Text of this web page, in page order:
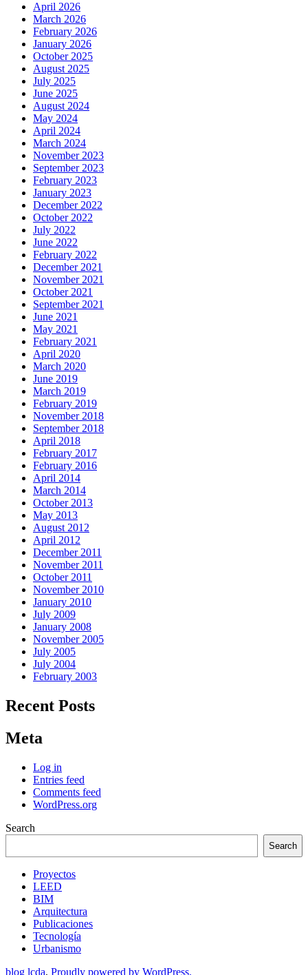
April 2026
March 2026
February 2026
January 2026
October 2025
August 2025
July 2025
June 2025
August 2024
May 2024
April 2024
March 2024
November 2023
September 2023
February 2023
January 2023
December 2022
October 2022
July 2022
June 2022
February 2022
December 2021
November 2021
October 2021
September 2021
June 2021
May 2021
February 2021
April 2020
March 2020
June 2019
March 2019
February 2019
November 2018
September 2018
April 2018
February 2017
February 2016
April 2014
March 2014
October 2013
May 2013
August 2012
April 2012
December 2011
November 2011
October 2011
November 2010
January 2010
July 2009
January 2008
November 2005
July 2005
July 2004
February 2003
Recent Posts
Meta
Log in
Entries feed
Comments feed
WordPress.org
Search
Search
Proyectos
LEED
BIM
Arquitectura
Publicaciones
Tecnología
Urbanismo
blog lcda, Proudly powered by WordPress.